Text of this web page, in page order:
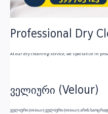
Professional Dry
At our dry cleaning service, we specialize in
ველიური (Velour)
ველიური (Velour) ველიური (Velour) არის